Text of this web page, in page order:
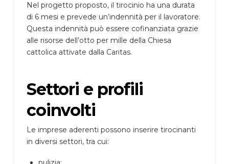
Nel progetto proposto, il tirocinio ha una durata
di 6 mesi e prevede un’indennità per il lavoratore.
Questa indennità può essere cofinanziata grazie
alle risorse dell’otto per mille della Chiesa
cattolica attivate dalla Caritas.
Settori e profili
coinvolti
Le imprese aderenti possono inserire tirocinanti
in diversi settori, tra cui: